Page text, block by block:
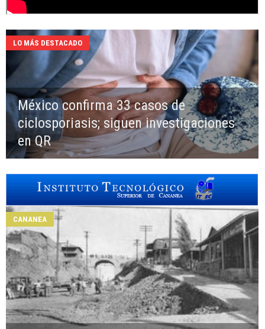
México confirma 33 casos de
ciclosporiasis; siguen investigaciones
en QR
LO MÁS DESTACADO
CANANEA